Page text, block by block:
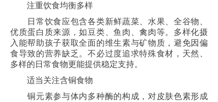
注重饮食均衡多样
日常饮食应包含各类新鲜蔬菜、水果、全谷物、
优质蛋白质来源，如豆类、鱼肉、禽肉等。多样化摄
入能帮助孩子获取全面的维生素与矿物质，避免因偏
食导致的营养缺乏。不必过度追求特殊食材，天然、
多样的日常食物更能提供稳定支持。
适当关注含铜食物
铜元素参与体内多种酶的构成，对皮肤色素形成